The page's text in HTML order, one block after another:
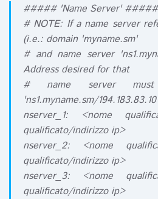
##### 'Name Server' #####
# NOTE: If a name server
(i.e.: domain 'myname.sm'
# and name server
Address desired for that
# name server
'ns1.myname.sm/
nserver_1: <nome
qualificato/indirizzo ip>
nserver_2: <nome
qualificato/indirizzo ip>
nserver_3: <nome
qualificato/indirizzo ip>